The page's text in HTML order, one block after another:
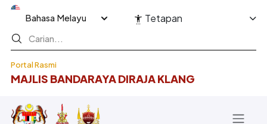
Langkau ke kandungan utama
Portal Rasmi
MAJLIS BANDARAYA DIRAJA KLANG
Select your language Tetapan